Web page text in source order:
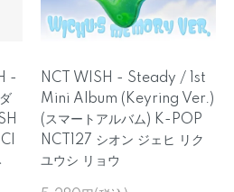
-
NCT WISH - Steady / 1st
Mini Album (Keyring Ver.)
(スマートアルバム) K-POP
NCT127 シオン ジェヒ リク
ユウシ リョウ